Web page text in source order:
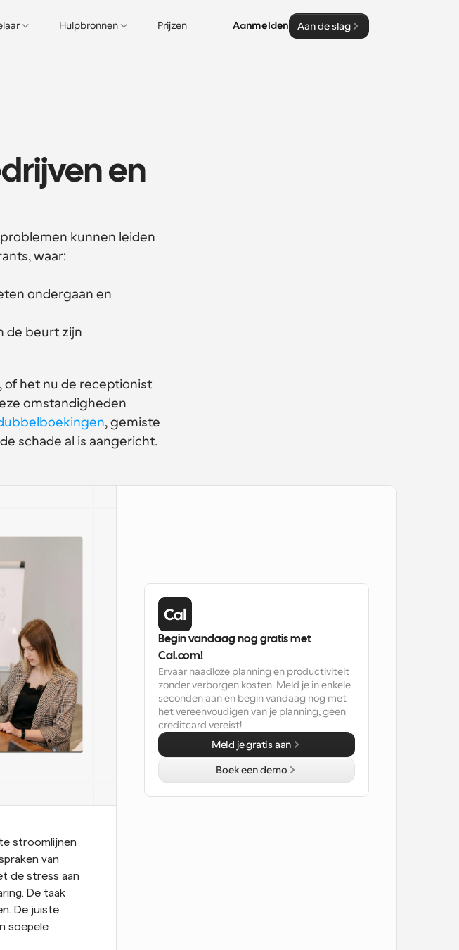
Hulpbronnen Prijzen Aanmelden Aan de slag
en
kunnen leiden
waar:
ondergaan en
de beurt zijn
of het nu de receptionist
omstandigheden
, gemiste
schade al is aangericht.
stroomlijnen
van
de stress aan
De taak
De juiste
soepele
Begin vandaag nog gratis met
Cal.com!
Ervaar naadloze planning en productiviteit
zonder verborgen kosten. Meld je in enkele
seconden aan en begin vandaag nog met
het vereenvoudigen van je planning, geen
creditcard vereist!
Meld je gratis aan
Boek een demo